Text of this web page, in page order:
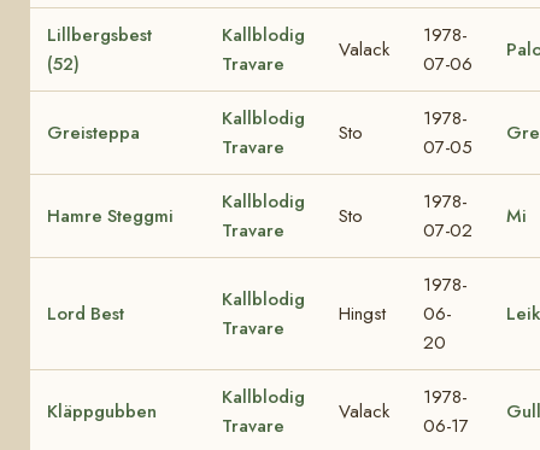
Lillbergsbest
(52)
Kallblodig
Travare
Valack
1978-
07-06
Greisteppa
Kallblodig
Travare
Sto
1978-
07-05
Hamre Steggmi
Kallblodig
Travare
Sto
1978-
07-02
Mi
Lord Best
Kallblodig
Travare
Hingst
1978-
06-
20
Kläppgubben
Kallblodig
Travare
Valack
1978-
06-17